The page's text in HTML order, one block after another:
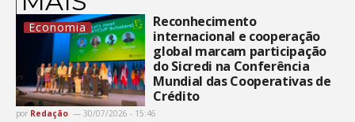
Economia
Reconhecimento
internacional e cooperação
global marcam participação
do Sicredi na Conferência
Mundial das Cooperativas de
Crédito
por Redação 30/07/2026 - 15:46